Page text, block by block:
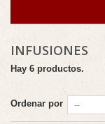
INFUSIONES
Hay 6 productos.
Ordenar por